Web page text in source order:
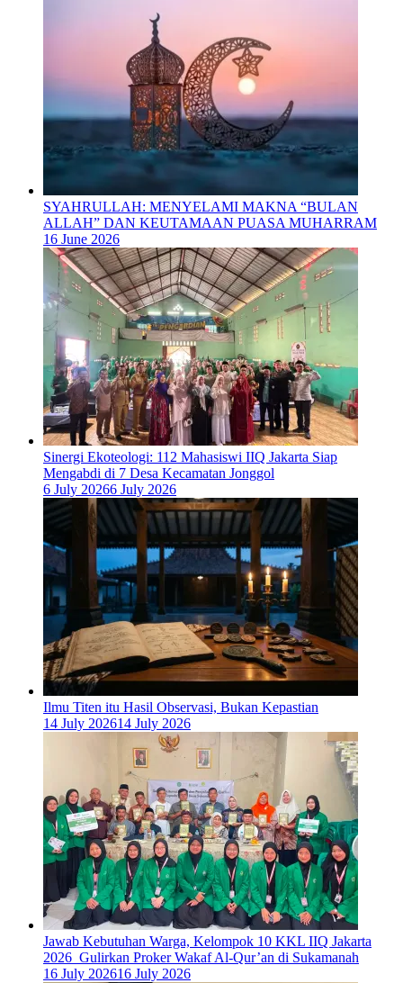
SYAHRULLAH: MENYELAMI MAKNA “BULAN
ALLAH” DAN KEUTAMAAN PUASA MUHARRAM
16 June 2026
‎Sinergi Ekoteologi: 112 Mahasiswi IIQ Jakarta Siap
Mengabdi di 7 Desa Kecamatan Jonggol
6 July 20266 July 2026
Ilmu Titen itu Hasil Observasi, Bukan Kepastian
14 July 202614 July 2026
Jawab Kebutuhan Warga, Kelompok 10 KKL IIQ Jakarta
2026 Gulirkan Proker Wakaf Al-Qur’an di Sukamanah
16 July 202616 July 2026